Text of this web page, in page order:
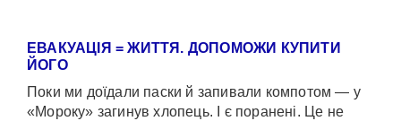
ЕВАКУАЦІЯ = ЖИТТЯ. ДОПОМОЖИ КУПИТИ
ЙОГО
Поки ми доїдали паски й запивали компотом — у
«Мороку» загинув хлопець. І є поранені. Це не